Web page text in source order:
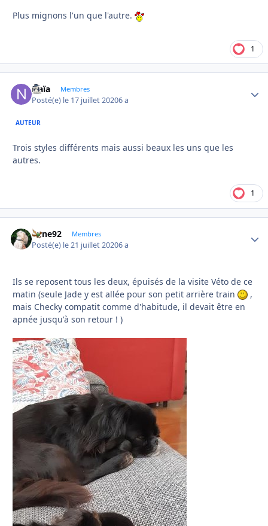
Plus mignons l'un que l'autre.
1
Naïa Membres
Posté(e) le 17 juillet 20206 a
AUTEUR
Trois styles différents mais aussi beaux les uns que les
autres.
1
anne92 Membres
Posté(e) le 21 juillet 20206 a
Ils se reposent tous les deux, épuisés de la visite Véto de ce
matin (seule Jade y est allée pour son petit arrière train
,
mais Checky compatit comme d'habitude, il devait être en
apnée jusqu'à son retour ! )